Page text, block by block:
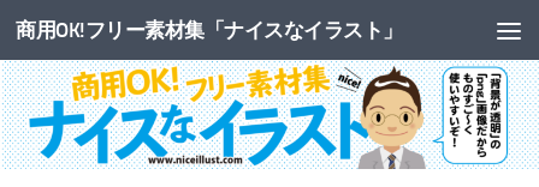
コンテンツへスキップ
商用OK!フリー素材集「ナイスなイラスト」